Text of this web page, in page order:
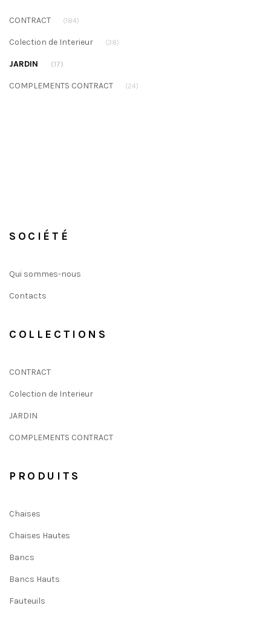
CONTRACT (184)
Colection de Interieur (38)
JARDIN (17)
COMPLEMENTS CONTRACT (24)
SOCIÉTÉ
Qui sommes-nous
Contacts
COLLECTIONS
CONTRACT
Colection de Interieur
JARDIN
COMPLEMENTS CONTRACT
PRODUITS
Chaises
Chaises Hautes
Bancs
Bancs Hauts
Fauteuils